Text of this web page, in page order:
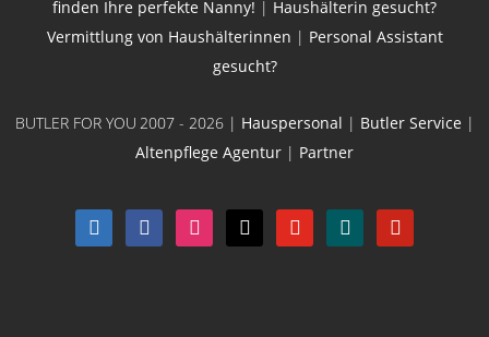
finden Ihre perfekte Nanny! | Haushälterin gesucht?
Vermittlung von Haushälterinnen | Personal Assistant
gesucht?
BUTLER FOR YOU 2007 - 2026 | Hauspersonal | Butler Service |
Altenpflege Agentur | Partner
linkedin facebook instagram youtube xing pinterest